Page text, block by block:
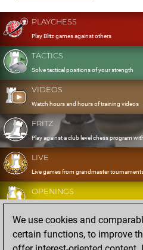
PLAYCHESS
Play Blitz games against others
TACTICS
Solve tactical positions of your strength
VIDEOS
Watch hours and hours of training videos
FRITZ
Play against a club level chess program
LIVE
Live games from grandmaster
OPENINGS
Develop and exercise your openings
DATABASE
Eight million strong games
We use cookies and
certain functions, to improve